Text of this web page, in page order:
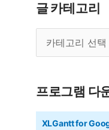
글 카테고리
테
리
프로그램 다
XLGantt for